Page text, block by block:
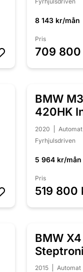
8 143 kr/mån
Pris
709
BMW
420HK
Laser
2020 Automat
Fyrhjulsdriven
5 964 kr/mån
Pris
519 800
BMW
Drag/
2015 Automat